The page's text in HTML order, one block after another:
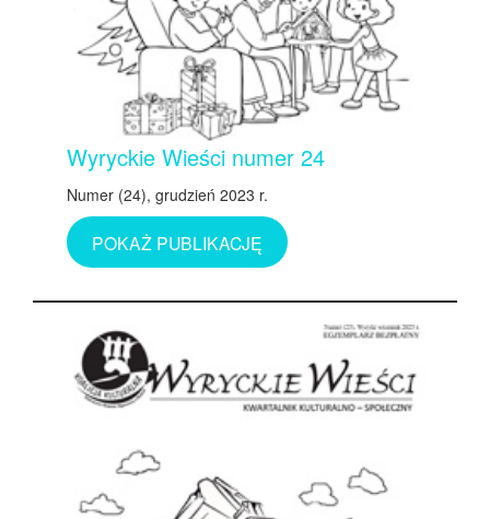
Wyryckie Wieści numer 24
Numer (24), grudzień 2023 r.
POKAŻ PUBLIKACJĘ